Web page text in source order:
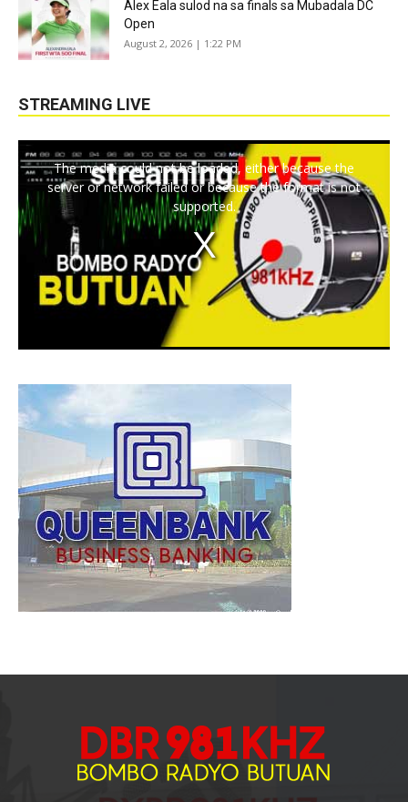
Alex Eala sulod na sa finals sa Mubadala DC
Open
August 2, 2026 | 1:22 PM
STREAMING LIVE
The media could not be loaded, either because the
server or network failed or because the format is not
supported.